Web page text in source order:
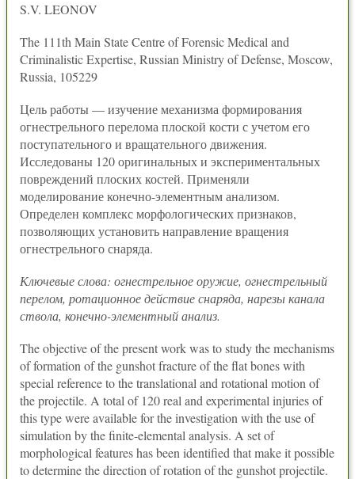
S.V. LEONOV
The 111th Main State Centre of Forensic Medical and
Criminalistic Expertise, Russian Ministry of Defense, Moscow,
Russia, 105229
Цель работы — изучение механизма формирования
огнестрельного перелома плоской кости с учетом его
поступательного и вращательного движения.
Исследованы 120 оригинальных и экспериментальных
повреждений плоских костей. Применяли
моделирование конечно-элементным анализом.
Определен комплекс морфологических признаков,
позволяющих установить направление вращения
огнестрельного снаряда.
Ключевые слова: огнестрельное оружие, огнестрельный
перелом, ротационное действие снаряда, нарезы канала
ствола, конечно-элементный анализ.
The objective of the present work was to study the mechanisms
of formation of the gunshot fracture of the flat bones with
special reference to the translational and rotational motion of
the projectile. A total of 120 real and experimental injuries of
this type were available for the investigation with the use of
simulation by the finite-elemental analysis. A set of
morphological features has been identified that make it possible
to determine the direction of rotation of the gunshot projectile.